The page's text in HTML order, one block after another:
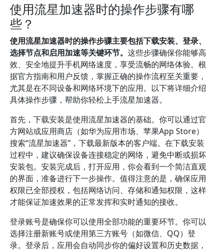
使用流星加速器时的操作步骤有哪
些？
使用流星加速器时的操作步骤主要包括下载安装、登录、
选择节点和启用加速等关键环节。 这些步骤确保你能够高
效、安全地提升手机网络速度，享受流畅的网络体验。根
据官方指南和用户反馈，掌握正确的操作流程至关重要，
尤其是在不同设备和网络环境下的应用。以下将详细介绍
具体操作步骤，帮助你轻松上手流星加速器。
首先，下载安装是使用流星加速器的基础。你可以通过官
方网站或应用商店（如华为应用市场、苹果App Store）
搜索“流星加速器”，下载最新版本的客户端。在下载安装
过程中，建议确保设备连接稳定的网络，避免中断或损坏
安装包。安装完成后，打开应用，你会看到一个简洁直观
的界面，准备进行下一步操作。值得注意的是，确保应用
权限已全部授权，包括网络访问、存储和通知权限，这样
才能保证加速效果的正常发挥和实时通知的接收。
登录账号是确保你可以使用全部功能的重要环节。你可以
选择注册新账号或使用第三方账号（如微信、QQ）登
录。登录后，应用会自动同步你的偏好设置和历史数据，